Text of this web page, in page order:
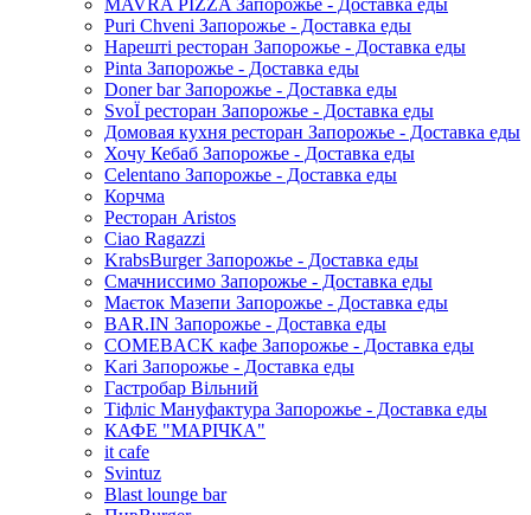
MAVRA PIZZA Запорожье - Доставка еды
Puri Chveni Запорожье - Доставка еды
Нарешті ресторан Запорожье - Доставка еды
Pinta Запорожье - Доставка еды
Doner bar Запорожье - Доставка еды
SvoЇ ресторан Запорожье - Доставка еды
Домовая кухня ресторан Запорожье - Доставка еды
Хочу Кебаб Запорожье - Доставка еды
Celentano Запорожье - Доставка еды
Корчма
Ресторан Aristos
Ciao Ragazzi
KrabsBurger Запорожье - Доставка еды
Смачниссимо Запорожье - Доставка еды
Маєток Мазепи Запорожье - Доставка еды
BAR.IN Запорожье - Доставка еды
COMEBACK кафе Запорожье - Доставка еды
Kari Запорожье - Доставка еды
Гастробар Вільний
Тіфліс Мануфактура Запорожье - Доставка еды
КАФЕ "МАРІЧКА"
it cafe
Svintuz
Blast lounge bar